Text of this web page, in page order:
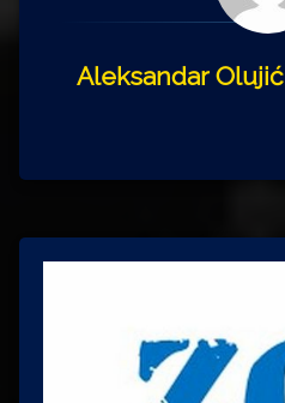
Aleksandar Olujić